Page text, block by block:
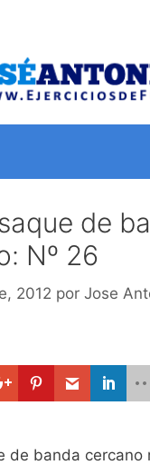
de
Nº 26
2012 por Jose
de banda cercano